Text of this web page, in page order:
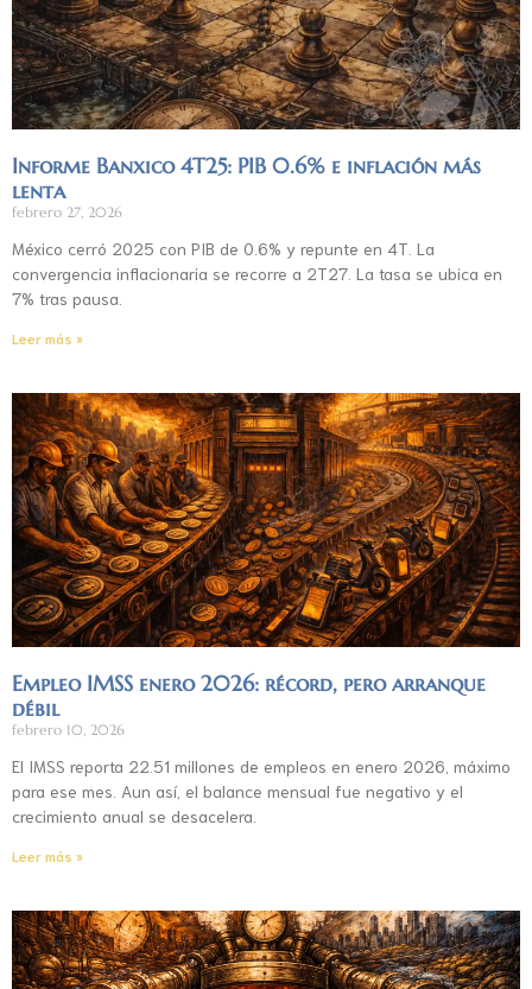
Informe Banxico 4T25: PIB 0.6% e inflación más
lenta
febrero 27, 2026
México cerró 2025 con PIB de 0.6% y repunte en 4T. La
convergencia inflacionaria se recorre a 2T27. La tasa se ubica en
7% tras pausa.
Leer más »
Empleo IMSS enero 2026: récord, pero arranque
débil
febrero 10, 2026
El IMSS reporta 22.51 millones de empleos en enero 2026, máximo
para ese mes. Aun así, el balance mensual fue negativo y el
crecimiento anual se desacelera.
Leer más »